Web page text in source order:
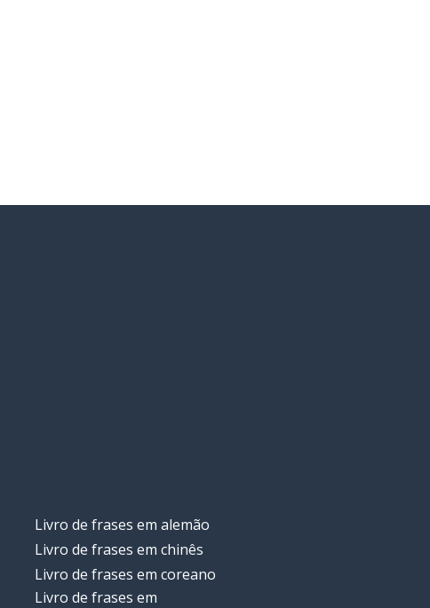
Livro de frases em alemão
Livro de frases em chinês
Livro de frases em coreano
Livro de frases em